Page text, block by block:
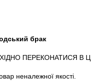
брак
ПЕРЕКОНАТИСЯ В
неналежної якості.